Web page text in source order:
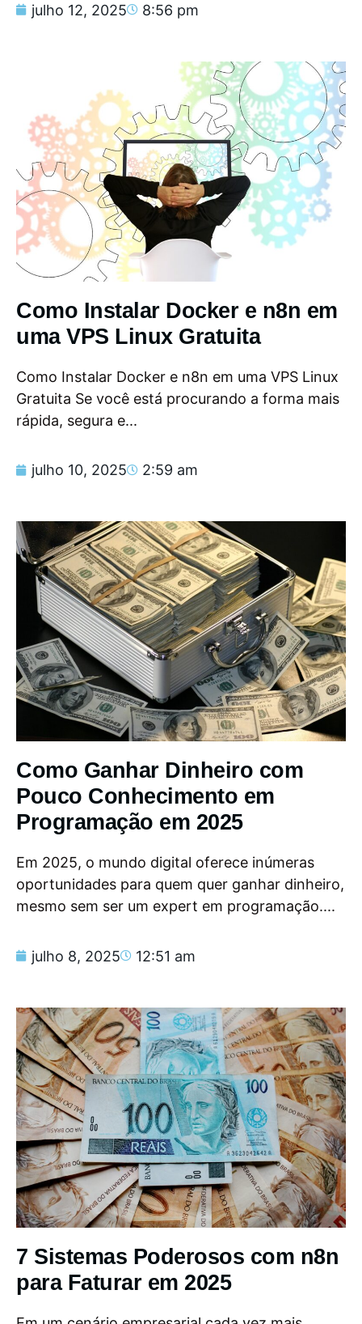
julho 12, 2025 8:56 pm
Como Instalar Docker e n8n em
uma VPS Linux Gratuita
Como Instalar Docker e n8n em uma VPS Linux
Gratuita Se você está procurando a forma mais
rápida, segura e...
julho 10, 2025 2:59 am
Como Ganhar Dinheiro com
Pouco Conhecimento em
Programação em 2025
Em 2025, o mundo digital oferece inúmeras
oportunidades para quem quer ganhar dinheiro,
mesmo sem ser um expert em programação....
julho 8, 2025 12:51 am
7 Sistemas Poderosos com n8n
para Faturar em 2025